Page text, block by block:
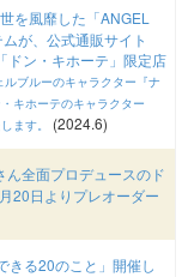
を⾵靡した「ANGEL
が、公式通販サイト
ドン・キホーテ」限定店
ブルーのキャラクター『ナ
キホーテのキャラクター
ます。
(2024.6)
ん全面プロデュースのド
20日よりプレオーダー
きる20のこと」開催し